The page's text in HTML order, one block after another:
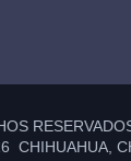
CHIHUAHUA,